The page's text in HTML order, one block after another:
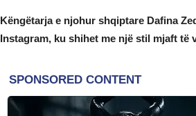
Këngëtarja e njohur shqiptare Dafina
Instagram, ku shihet me një stil mjaft të